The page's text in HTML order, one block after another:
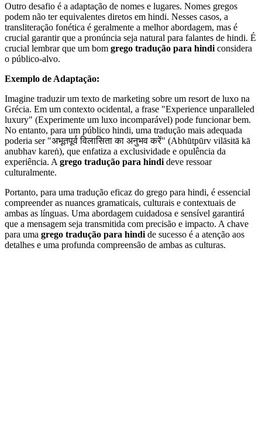
Outro desafio é a adaptação de nomes e lugares. Nomes gregos
podem não ter equivalentes diretos em hindi. Nesses casos, a
transliteração fonética é geralmente a melhor abordagem, mas é
crucial garantir que a pronúncia seja natural para falantes de hindi. É
crucial lembrar que um bom grego tradução para hindi considera
o público-alvo.
Exemplo de Adaptação:
Imagine traduzir um texto de marketing sobre um resort de luxo na
Grécia. Em um contexto ocidental, a frase "Experience unparalleled
luxury" (Experimente um luxo incomparável) pode funcionar bem.
No entanto, para um público hindi, uma tradução mais adequada
poderia ser "अभूतपूर्व विलासिता का अनुभव करें" (Abhūtpūrv vilāsitā kā
anubhav kareṅ), que enfatiza a exclusividade e opulência da
experiência. A grego tradução para hindi deve ressoar
culturalmente.
Portanto, para uma tradução eficaz do grego para hindi, é essencial
compreender as nuances gramaticais, culturais e contextuais de
ambas as línguas. Uma abordagem cuidadosa e sensível garantirá
que a mensagem seja transmitida com precisão e impacto. A chave
para uma grego tradução para hindi de sucesso é a atenção aos
detalhes e uma profunda compreensão de ambas as culturas.